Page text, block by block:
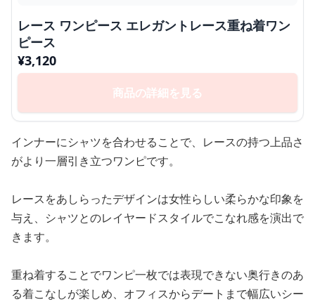
レース ワンピース エレガントレース重ね着ワン
ピース
¥3,120
商品の詳細を見る
インナーにシャツを合わせることで、レースの持つ上品さ
がより一層引き立つワンピです。
レースをあしらったデザインは女性らしい柔らかな印象を
与え、シャツとのレイヤードスタイルでこなれ感を演出で
きます。
重ね着することでワンピ一枚では表現できない奥行きのあ
る着こなしが楽しめ、オフィスからデートまで幅広いシー